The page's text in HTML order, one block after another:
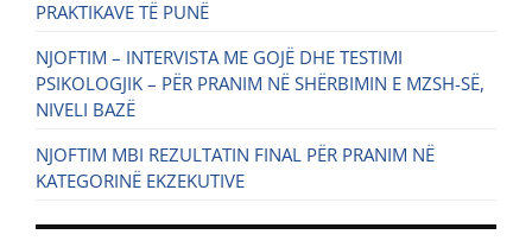
PRAKTIKAVE TË PUNË
NJOFTIM – INTERVISTA ME GOJË DHE TESTIMI
PSIKOLOGJIK – PËR PRANIM NË SHËRBIMIN E MZSH-SË,
NIVELI BAZË
NJOFTIM MBI REZULTATIN FINAL PËR PRANIM NË
KATEGORINË EKZEKUTIVE